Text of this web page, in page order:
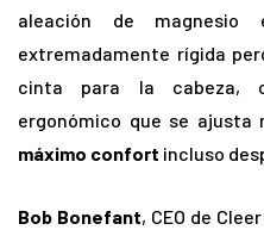
aleación de
extremadamente rígida
cinta para la cabeza,
ergonómico que se ajusta
máximo confort incluso
Bob Bonefant, CEO de